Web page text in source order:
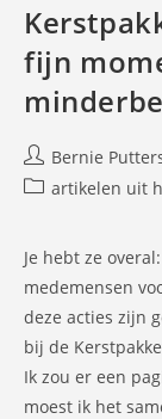
fijn
Bericht
auteur:
Bernie
Berichtcategorie:
artikelen uit
Je hebt ze
medemensen
deze acties zijn
bij de
Ik zou er een
moest ik het